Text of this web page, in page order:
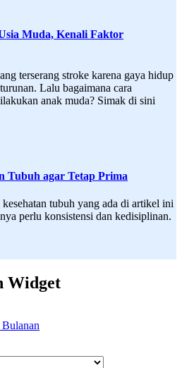
Muda, Kenali Faktor
terserang stroke karena gaya hidup
Lalu bagaimana cara
anak muda? Simak di sini
Tubuh agar Tetap Prima
tubuh yang ada di artikel ini
perlu konsistensi dan kedisiplinan.
Widget